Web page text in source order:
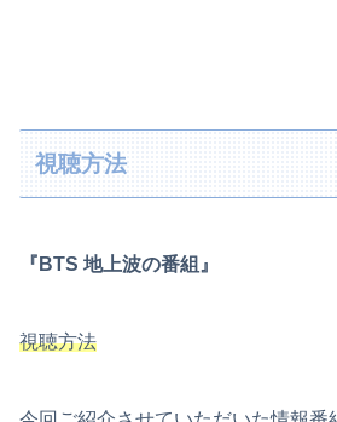
視聴方法
『BTS 地上波の番組』
視聴方法